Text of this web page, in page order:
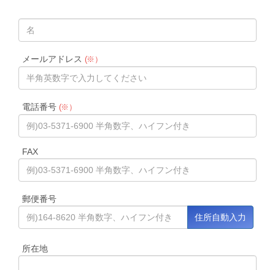
メールアドレス (※）
電話番号(※）
FAX
郵便番号
所在地